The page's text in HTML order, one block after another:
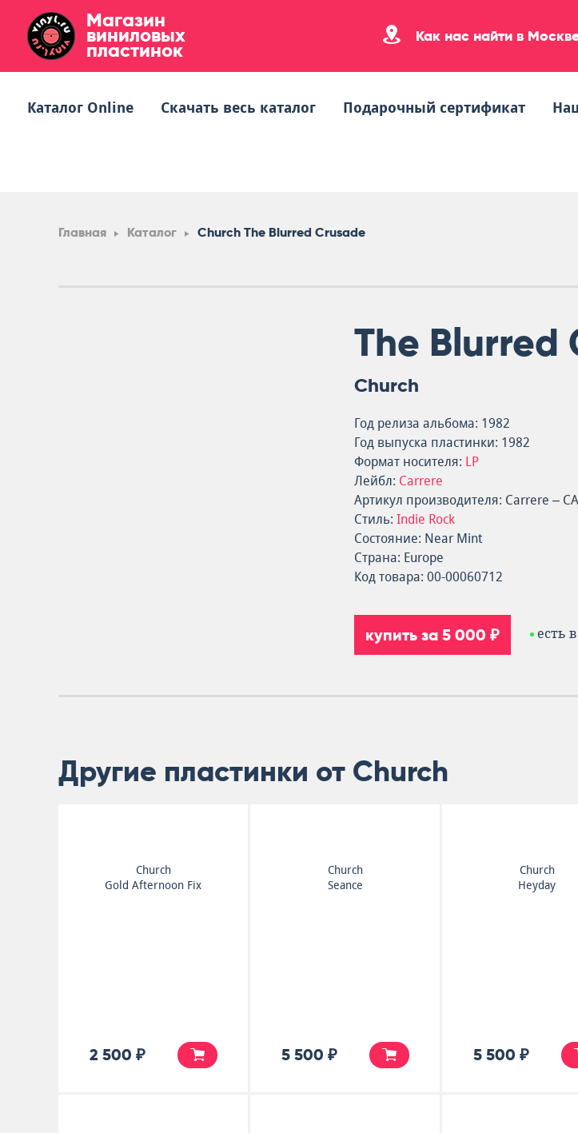
Магазин
виниловых
пластинок
Как нас найти в
Каталог Online Скачать весь каталог Подарочный сертификат
Главная Каталог Church The Blurred Crusade
The Blurred
Church
Год релиза альбома: 1982
Год выпуска пластинки: 1982
Формат носителя: LP
Лейбл: Carrere
Артикул производителя: Carrere –
Стиль: Indie Rock
Состояние: Near Mint
Страна: Europe
Код товара: 00-00060712
купить за 5 000 ₽ есть
Другие пластинки от Church
Church
Gold Afternoon Fix
2 500 ₽
Church
Seance
5 500 ₽
Church
Heyday
5 500 ₽